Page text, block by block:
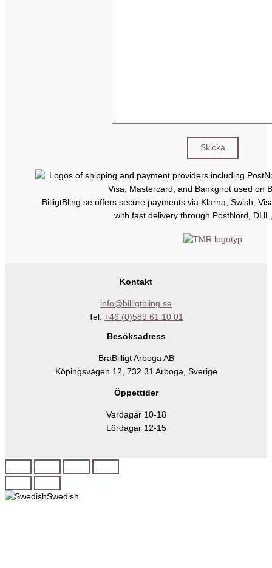
BilligtBling.se offers secure payments via Klarna, Swish,
with fast delivery through PostNord,
Kontakt
info@billigtbling.se
Tel: +46 (0)589 61 10 01
Besöksadress
BraBilligt Arboga AB
Köpingsvägen 12, 732 31 Arboga, Sverige
Öppettider
Vardagar 10-18
Lördagar 12-15
Swedish